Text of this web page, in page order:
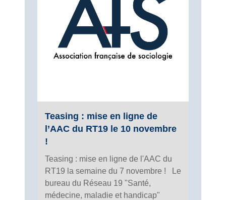
Teasing : mise en ligne de
l’AAC du RT19 le 10 novembre
!
Teasing : mise en ligne de l'AAC du
RT19 la semaine du 7 novembre ! Le
bureau du Réseau 19 "Santé,
médecine, maladie et handicap"